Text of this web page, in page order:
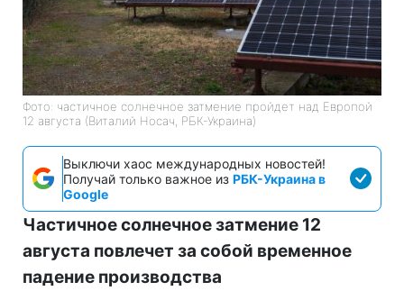
Фото: частичное солнечное затмение пройдет над Европой
12 августа (Виталий Носач, РБК-Украина)
Выключи хаос международных новостей!
Получай только важное из РБК-Украина в
Google
Частичное солнечное затмение 12
августа повлечет за собой временное
падение производства